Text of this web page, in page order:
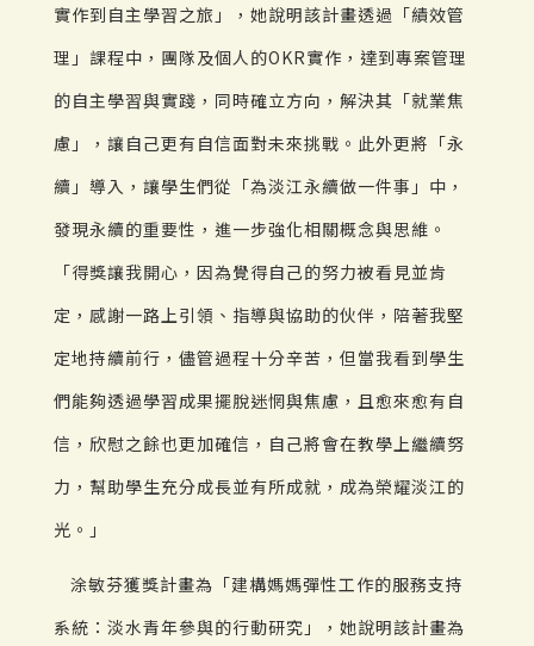
實作到自主學習之旅」，她說明該計畫透過「績效管
理」課程中，團隊及個人的OKR實作，達到專案管理
的自主學習與實踐，同時確立方向，解決其「就業焦
慮」，讓自己更有自信面對未來挑戰。此外更將「永
續」導入，讓學生們從「為淡江永續做一件事」中，
發現永續的重要性，進一步強化相關概念與思維。
「得獎讓我開心，因為覺得自己的努力被看見並肯
定，感謝一路上引領、指導與協助的伙伴，陪著我堅
定地持續前行，儘管過程十分辛苦，但當我看到學生
們能夠透過學習成果擺脫迷惘與焦慮，且愈來愈有自
信，欣慰之餘也更加確信，自己將會在教學上繼續努
力，幫助學生充分成長並有所成就，成為榮耀淡江的
光。」
涂敏芬獲獎計畫為「建構媽媽彈性工作的服務支持
系統：淡水青年參與的行動研究」，她說明該計畫為